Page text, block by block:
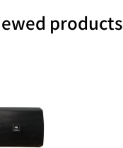
products